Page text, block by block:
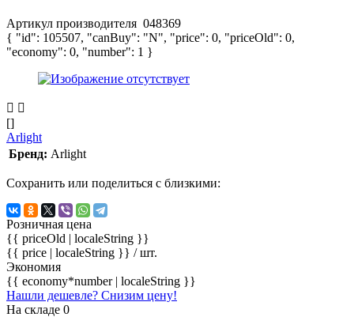
Артикул производителя 048369
{ "id": 105507, "canBuy": "N", "price": 0, "priceOld": 0,
"economy": 0, "number": 1 }
[]
Arlight
Бренд: Arlight
Сохранить или поделиться с близкими:
Розничная цена
{{ priceOld | localeString }}
{{ price | localeString }} / шт.
Экономия
{{ economy*number | localeString }}
Нашли дешевле? Снизим цену!
На складе 0